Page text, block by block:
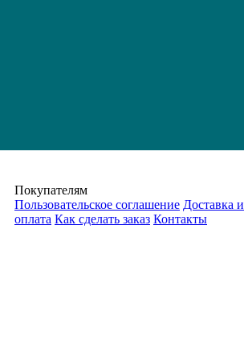
Покупателям
Пользовательское соглашение Доставка и
оплата Как сделать заказ Контакты